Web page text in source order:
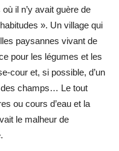
il n’y avait guère de
». Un village qui
paysannes vivant de
pour les légumes et les
cour et, si possible, d’un
champs… Le tout
ou cours d’eau et la
le malheur de